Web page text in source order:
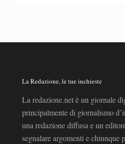
La Redazione, le tue inchieste
La redazione.net è un giornale
principalmente di giornalismo
una redazione diffusa e un
segnalare argomenti e chiunque